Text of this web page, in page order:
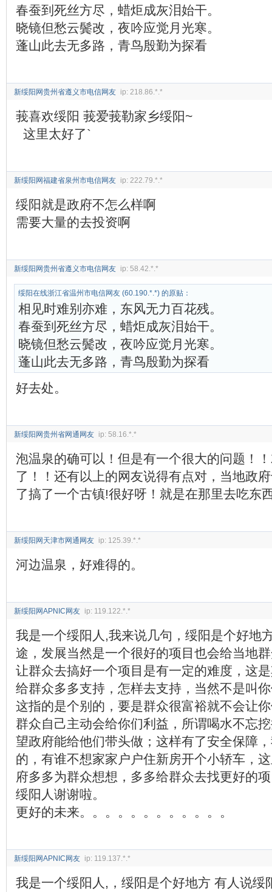
春蚕到死丝方尽，蜡炬成灰泪始干。
晓镜但愁云鬓改，夜吟应觉月光寒。
蓬山此去无多路，青鸟殷勤为探看
新绥阳网贵州省遵义市电信网友 ip: 218.86.*.*
莪喜欢绥阳 莪爱莪勒家乡绥阳~
这里太好了`
新绥阳网福建省泉州市电信网友 ip: 222.79.*.*
绥阳就是政府不怎么样啊
需要大量的去投资啊
新绥阳网贵州省遵义市电信网友 ip: 58.42.*.*
绥阳在线浙江省温州市电信网友 (60.190.*.*) 的原贴：
相见时难别亦难，东风无力百花残。
春蚕到死丝方尽，蜡炬成灰泪始干。
晓镜但愁云鬓改，夜吟应觉月光寒。
蓬山此去无多路，青鸟殷勤为探看
好去处。
新绥阳网贵州省网通网友 ip: 58.16.*.*
泡温泉的确可以！但是有一个很大的问题！
了！！还有以上的网友说得有点对，当地政
了搞了一个古镇!很好呀！就是在那里去吃东
新绥阳网天津市网通网友 ip: 125.39.*.*
河边温泉，好难得的。
新绥阳网APNIC网友 ip: 119.122.*.*
我是一个绥阳人,我来说几句，绥阳是个好地
途，发展当然是一个很好的项目也会给当地
让群众去搞好一个项目是有一定的难度，这
给群众多多支持，怎样去支持，当然不是叫
这指的是个别的，要是群众很富裕就不会让
群众自己主动会给你们利益，所谓喝水不忘
望政府能给他们带头做；这样有了安全保障
的，有谁不想家家户户住新房开个小轿车，
府多多为群众想想，多多给群众去找更好的
绥阳人谢谢啦。 为我
更好的未来。。。。。。。。。。。。
新绥阳网APNIC网友 ip: 119.137.*.*
我是一个绥阳人,，绥阳是个好地方 有人说绥